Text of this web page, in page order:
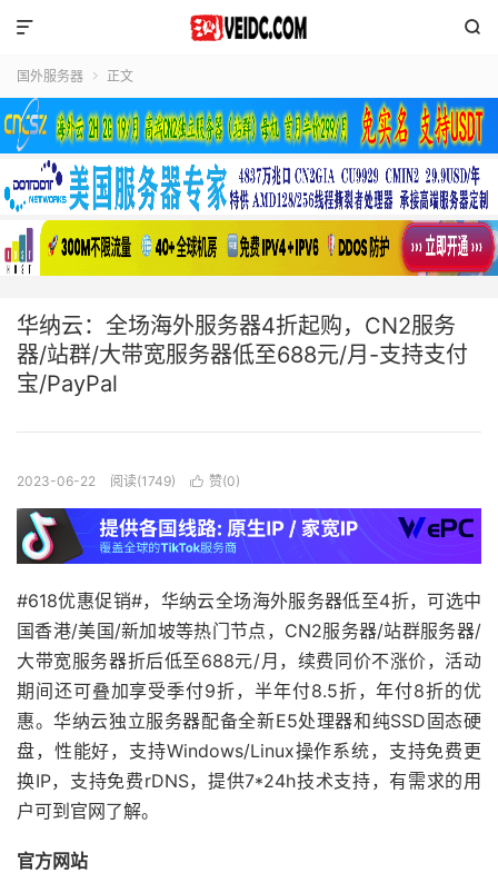


国外服务器  正文
华纳云：全场海外服务器4折起购，CN2服务
器/站群/大带宽服务器低至688元/月-支持支付
宝/PayPal
2023-06-22 阅读(1749)  赞(0)
#618优惠促销#，华纳云全场海外服务器低至4折，可选中
国香港/美国/新加坡等热门节点，CN2服务器/站群服务器/
大带宽服务器折后低至688元/月，续费同价不涨价，活动
期间还可叠加享受季付9折，半年付8.5折，年付8折的优
惠。华纳云独立服务器配备全新E5处理器和纯SSD固态硬
盘，性能好，支持Windows/Linux操作系统，支持免费更
换IP，支持免费rDNS，提供7*24h技术支持，有需求的用
户可到官网了解。
官方网站